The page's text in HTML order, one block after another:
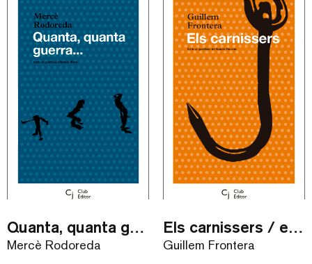
Quanta, quanta guerra… / eBook
Mercè Rodoreda
Els carnissers / eBook
Guillem Frontera